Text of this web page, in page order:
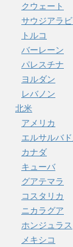
クウェート
サウジアラ
トルコ
バーレーン
パレスチナ
ヨルダン
レバノン
北米
アメリカ
エルサルバ
カナダ
キューバ
グアテマラ
コスタリカ
ニカラグア
ホンジュラス
メキシコ